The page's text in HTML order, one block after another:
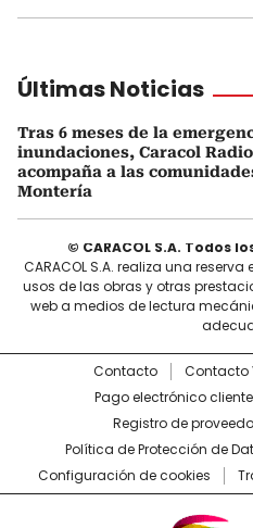
Últimas Noticias
Tras 6 meses de la
inundaciones, Caracol Radio
acompaña a las
Montería
© CARACOL S.A. Todos
CARACOL S.A. realiza una
usos de las obras y otras
web a medios de lectura
Contacto Contacto
Pago electrónico
Registro de
Política de Protección de
Configuración de cookies